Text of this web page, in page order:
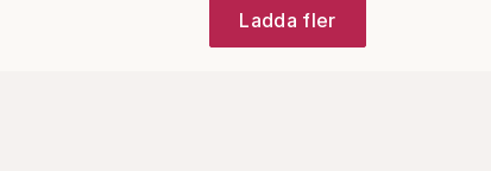
Ladda fler